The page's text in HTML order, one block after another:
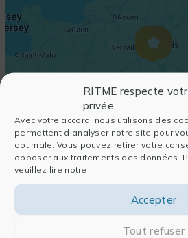
RITME respecte
privée
Avec votre accord, nous utilisons des
permettent d'analyser notre site pour
optimale. Vous pouvez retirer votre
opposer aux traitements des données.
veuillez lire notre
Accepter
Tout refuser